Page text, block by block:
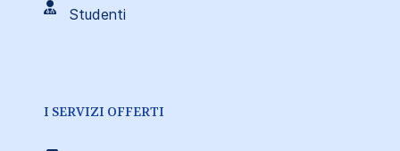
Studenti
I SERVIZI OFFERTI